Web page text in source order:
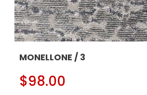
MONELLONE / 3
$98.00